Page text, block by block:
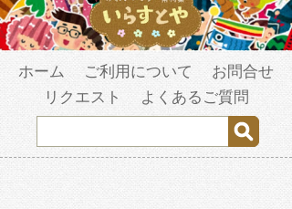
ホーム ご利用について
お問合せ
リクエスト
よくあるご質問